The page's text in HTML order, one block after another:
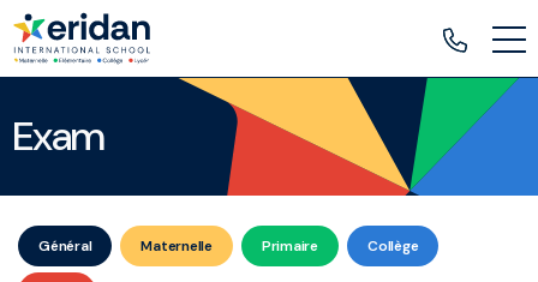
Exam
Général Maternelle Primaire Collège